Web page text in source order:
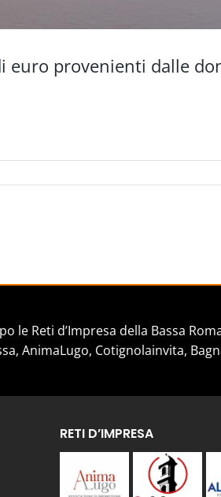
euro provenienti dalle
le Reti d’Impresa della Bassa
AnimaLugo, Cotignolainvita,
RETI D’IMPRESA